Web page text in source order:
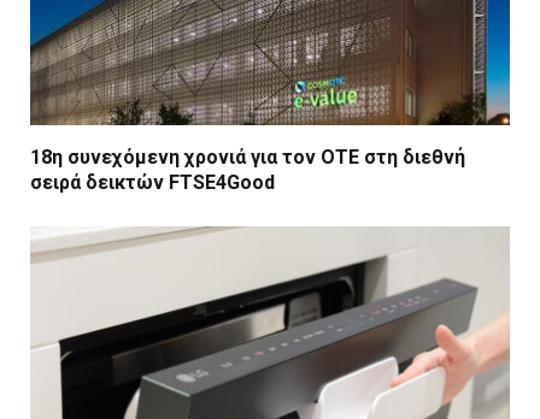
18η συνεχόμενη χρονιά για τον ΟΤΕ στη διεθνή
σειρά δεικτών FTSE4Good